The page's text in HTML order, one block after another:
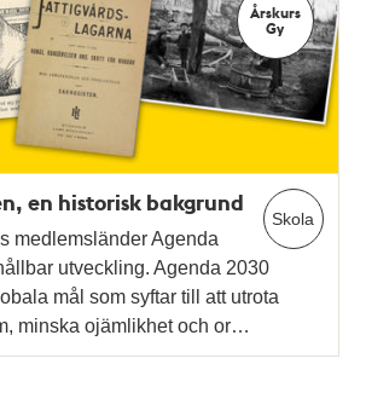
Årskurs
Gy
Skola
en historisk bakgrund
medlemsländer Agenda
utveckling. Agenda 2030
mål som syftar till att utrota
minska ojämlikhet och or…